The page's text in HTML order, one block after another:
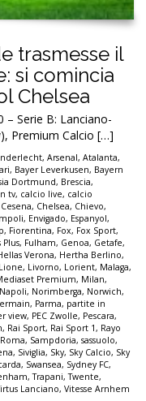
trasmesse il
si comincia
Chelsea
– Serie B: Lanciano-
Premium Calcio […]
, Arsenal, Atalanta,
, Bayer Leverkusen, Bayern
Dortmund, Brescia,
tv, calcio live, calcio
Cesena, Chelsea, Chievo,
, Envigado, Espanyol,
, Fiorentina, Fox, Fox Sport,
Plus, Fulham, Genoa, Getafe,
Verona, Hertha Berlino,
Lione, Livorno, Lorient, Malaga,
Premium, Milan,
Napoli, Norimberga, Norwich,
, Parma, partite in
view, PEC Zwolle, Pescara,
, Rai Sport, Rai Sport 1, Rayo
Roma, Sampdoria, sassuolo,
, Siviglia, Sky, Sky Calcio, Sky
, Swansea, Sydney FC,
,Trapani,Twente,
Lanciano, Vitesse Arnhem